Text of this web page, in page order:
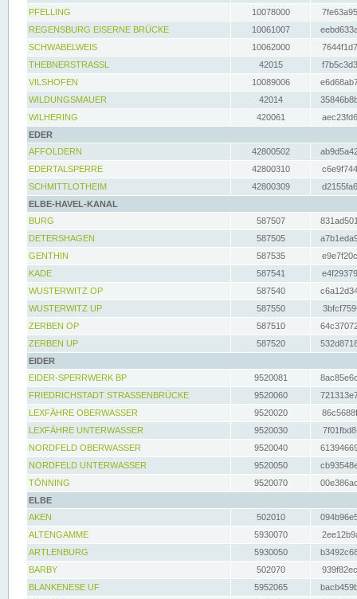
PFELLING
10078000
REGENSBURG EISERNE BRÜCKE
10061007
SCHWABELWEIS
10062000
THEBNERSTRASSL
42015
VILSHOFEN
10089006
WILDUNGSMAUER
42014
WILHERING
420061
EDER
AFFOLDERN
42800502
EDERTALSPERRE
42800310
SCHMITTLOTHEIM
42800309
ELBE-HAVEL-KANAL
BURG
587507
DETERSHAGEN
587505
GENTHIN
587535
KADE
587541
WUSTERWITZ OP
587540
WUSTERWITZ UP
587550
ZERBEN OP
587510
ZERBEN UP
587520
EIDER
EIDER-SPERRWERK BP
9520081
FRIEDRICHSTADT STRASSENBRÜCKE
9520060
LEXFÄHRE OBERWASSER
9520020
LEXFÄHRE UNTERWASSER
9520030
NORDFELD OBERWASSER
9520040
NORDFELD UNTERWASSER
9520050
TÖNNING
9520070
ELBE
AKEN
502010
ALTENGAMME
5930070
ARTLENBURG
5930050
BARBY
502070
BLANKENESE UF
5952065